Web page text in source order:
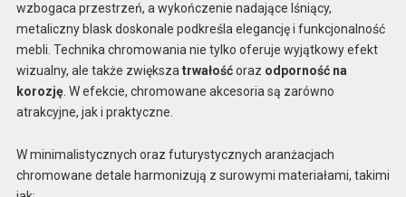
wzbogaca przestrzeń, a wykończenie nadające lśniący,
metaliczny blask doskonale podkreśla elegancję i funkcjonalność
mebli. Technika chromowania nie tylko oferuje wyjątkowy efekt
wizualny, ale także zwiększa trwałośćoraz odporność na
korozję. W efekcie, chromowane akcesoria są zarówno
atrakcyjne, jak i praktyczne.
W minimalistycznych oraz futurystycznych aranżacjach
chromowane detale harmonizują z surowymi materiałami, takimi